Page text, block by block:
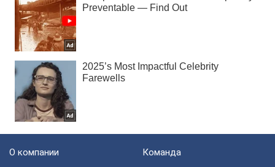
О компании Команда